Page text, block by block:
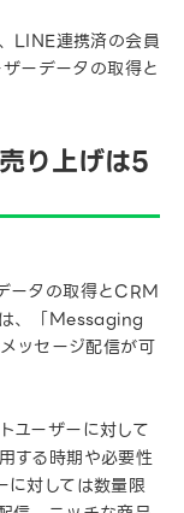
LINE連携済の会員
ーデータの取得と
り上げは5
ータの取得とCRM
、「Messaging
ッセージ配信が可
ユーザーに対して
する時期や必要性
に対しては数量限